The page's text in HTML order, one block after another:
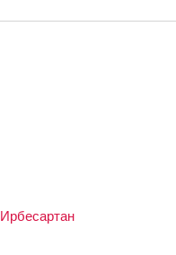
Ирбесартан